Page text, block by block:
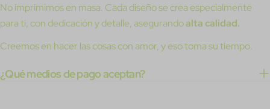
No imprimimos en masa. Cada diseño se crea especialmente
para ti, con dedicación y detalle, asegurandoalta calidad.
Creemos en hacer las cosas con amor, y eso toma su tiempo.
¿Qué medios de pago aceptan?